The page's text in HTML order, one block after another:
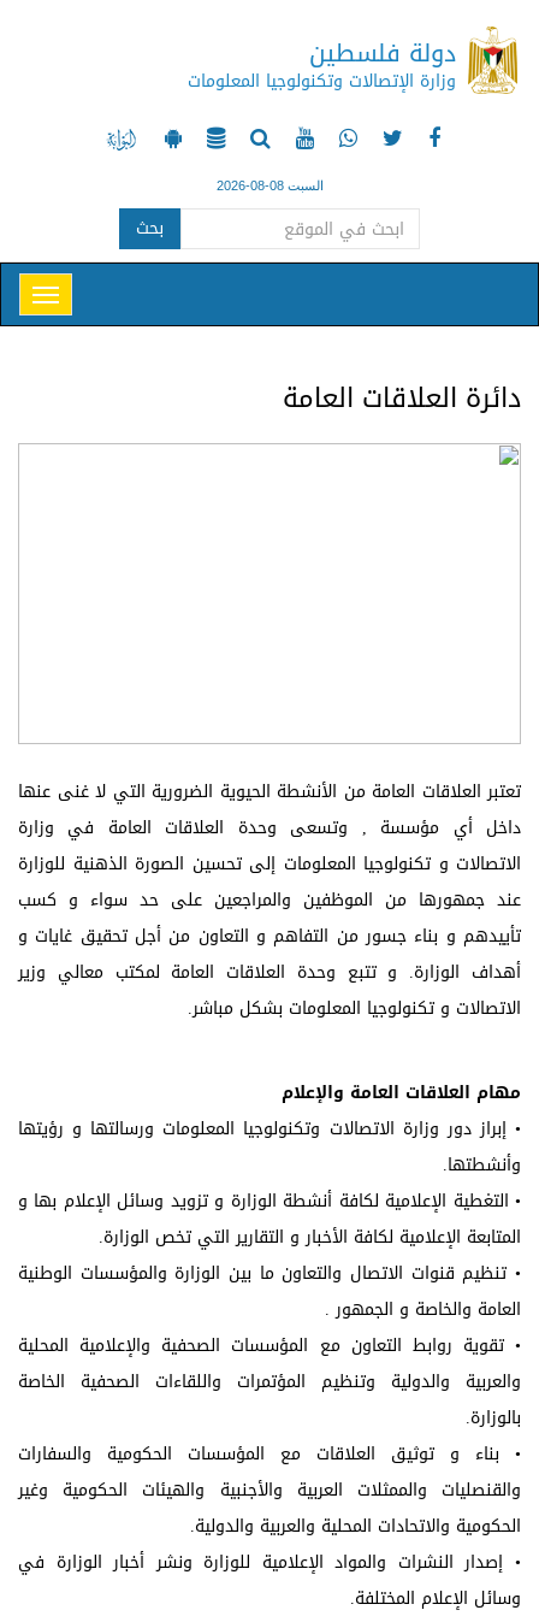
دولة فلسطين
وزارة الإتصالات وتكنولوجيا المعلومات
السبت 08-08-2026
بحث
دائرة العلاقات العامة
تعتبر العلاقات العامة من الأنشطة الحيوية الضرورية التي لا غنى عنها
داخل أي مؤسسة , وتسعى وحدة العلاقات العامة في وزارة
الاتصالات و تكنولوجيا المعلومات إلى تحسين الصورة الذهنية للوزارة
عند جمهورها من الموظفين والمراجعين على حد سواء و كسب
تأييدهم و بناء جسور من التفاهم و التعاون من أجل تحقيق غايات و
أهداف الوزارة. و تتبع وحدة العلاقات العامة لمكتب معالي وزير
الاتصالات و تكنولوجيا المعلومات بشكل مباشر.
مهام العلاقات العامة والإعلام
• إبراز دور وزارة الاتصالات وتكنولوجيا المعلومات ورسالتها و رؤيتها
وأنشطتها.
• التغطية الإعلامية لكافة أنشطة الوزارة و تزويد وسائل الإعلام بها و
المتابعة الإعلامية لكافة الأخبار و التقارير التي تخص الوزارة.
• تنظيم قنوات الاتصال والتعاون ما بين الوزارة والمؤسسات الوطنية
العامة والخاصة و الجمهور .
• تقوية روابط التعاون مع المؤسسات الصحفية والإعلامية المحلية
والعربية والدولية وتنظيم المؤتمرات واللقاءات الصحفية الخاصة
بالوزارة.
• بناء و توثيق العلاقات مع المؤسسات الحكومية والسفارات
والقنصليات والممثلات العربية والأجنبية والهيئات الحكومية وغير
الحكومية والاتحادات المحلية والعربية والدولية.
• إصدار النشرات والمواد الإعلامية للوزارة ونشر أخبار الوزارة في
وسائل الإعلام المختلفة.